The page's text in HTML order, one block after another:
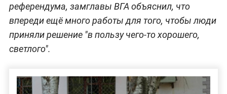
референдума, замглавы ВГА объяснил, что
впереди ещё много работы для того, чтобы люди
приняли решение "в пользу чего-то хорошего,
светлого".